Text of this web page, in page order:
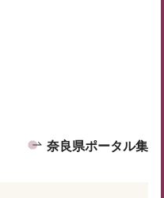
奈良県ポータル集